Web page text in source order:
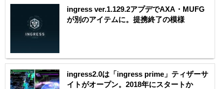
ingress ver.1.129.2アプデでAXA・MUFG
が別のアイテムに。提携終了の模様
ingress2.0は「ingress prime」ティザーサ
イトがオープン。2018年にスタートか